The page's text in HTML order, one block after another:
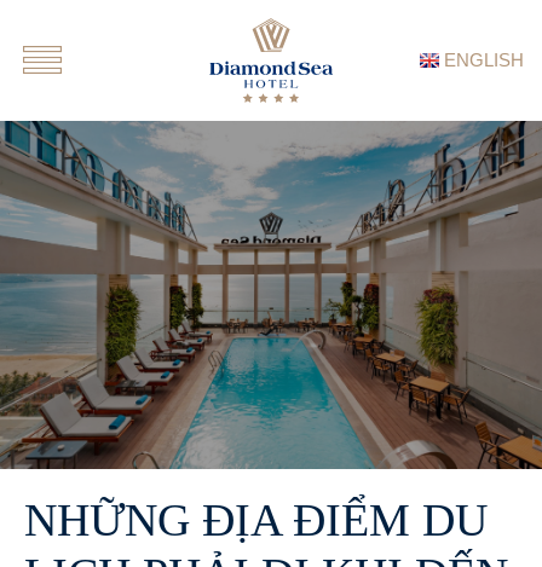
ENGLISH
NHỮNG ĐỊA ĐIỂM DU